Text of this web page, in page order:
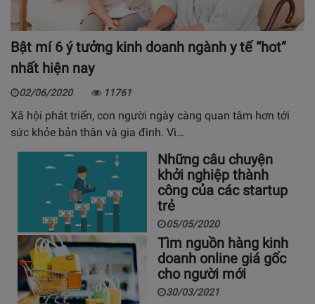
Bật mí 6 ý tưởng kinh doanh ngành y tế “hot”
nhất hiện nay
02/06/2020 11761
Xã hội phát triển, con người ngày càng quan tâm hơn tới
sức khỏe bản thân và gia đình. Vì…
Những câu chuyện
khởi nghiệp thành
công của các startup
trẻ
05/05/2020
Tìm nguồn hàng kinh
doanh online giá gốc
cho người mới
30/03/2021